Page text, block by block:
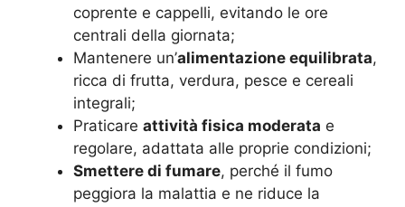
coprente e cappelli, evitando le ore
centrali della giornata;
Mantenere un’alimentazione equilibrata,
ricca di frutta, verdura, pesce e cereali
integrali;
Praticare attività fisica moderata e
regolare, adattata alle proprie condizioni;
Smettere di fumare, perché il fumo
peggiora la malattia e ne riduce la